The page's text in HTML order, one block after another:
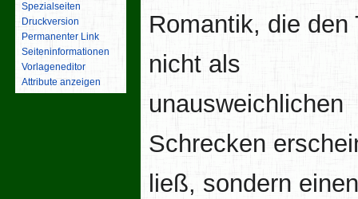
Romantik, die den
nicht als
unausweichlichen
Schrecken
ließ, sondern
Spezialseiten
Druckversion
Permanenter Link
Seiten­­informationen
Vorlageneditor
Attribute anzeigen